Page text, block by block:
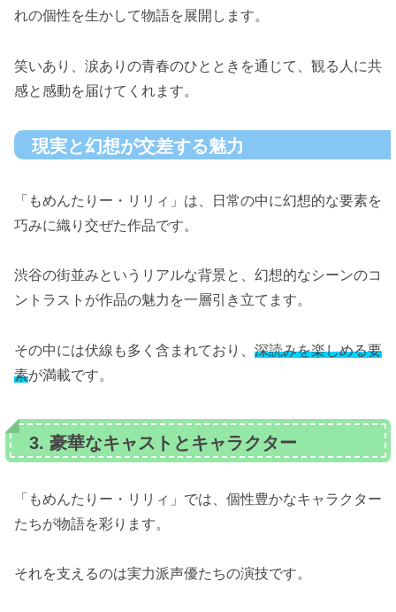
れの個性を生かして物語を展開します。
笑いあり、涙ありの青春のひとときを通じて、観る人に共
感と感動を届けてくれます。
現実と幻想が交差する魅力
「もめんたりー・リリィ」は、日常の中に幻想的な要素を
巧みに織り交ぜた作品です。
渋谷の街並みというリアルな背景と、幻想的なシーンのコ
ントラストが作品の魅力を一層引き立てます。
その中には伏線も多く含まれており、 深読みを楽しめる要
素が満載です。
3. 豪華なキャストとキャラクター
「もめんたりー・リリィ」では、個性豊かなキャラクター
たちが物語を彩ります。
それを支えるのは実力派声優たちの演技です。